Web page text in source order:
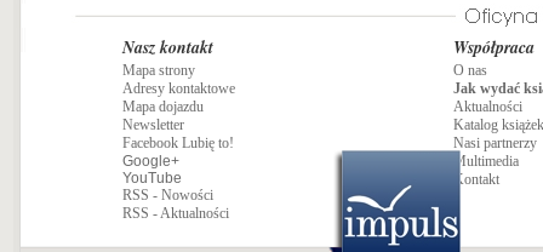
Nasz kontakt
Mapa strony
Adresy kontaktowe
Mapa dojazdu
Newsletter
Facebook Lubię to!
Google+
YouTube
RSS - Nowości
RSS - Aktualności
Współpraca
O nas
Jak wydać
Aktualności
Katalog książek
Nasi partnerzy
Multimedia
Kontakt